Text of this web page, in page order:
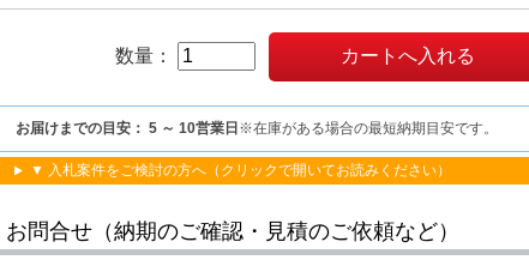
数量：
お届けまでの目安： 5 ～ 10営業日※在庫がある場合の最短納期目安です。
▼ 入札案件をご検討の方へ（クリックで開いてお読みください）
お問合せ（納期のご確認・見積のご依頼など）